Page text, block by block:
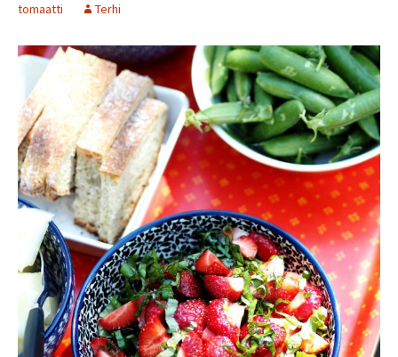
tomaatti
Terhi